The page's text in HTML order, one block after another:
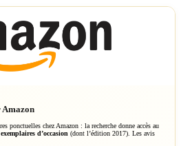
Amazon
ponctuelles chez Amazon : la recherche donne accès au
d’occasion (dont l’édition 2017). Les avis